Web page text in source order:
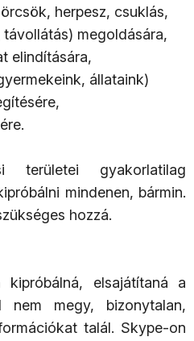
herpesz, csuklás,
megoldására,
elindítására,
állataink)
területei gyakorlatilag
mindenen, bármin.
hozzá.
elsajátítaná a
nem megy, bizonytalan,
talál. Skype-on